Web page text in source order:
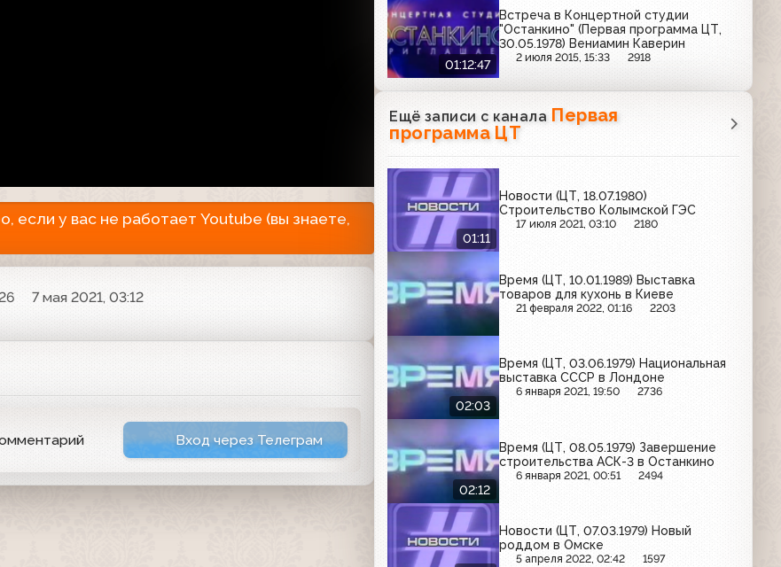
если у вас не работает Youtube (вы знаете,
7 мая 2021, 03:12
Вход через Телеграм
01:12:47
Встреча в Концертной студии
"Останкино" (Первая программа ЦТ,
30.05.1978) Вениамин Каверин
2 июля 2015, 15:33 2918
Ещё записи с канала Первая
программа ЦТ
01:11
Новости (ЦТ, 18.07.1980)
Строительство Колымской ГЭС
17 июля 2021, 03:10 2180
Время (ЦТ, 10.01.1989) Выставка
товаров для кухонь в Киеве
21 февраля 2022, 01:16 2203
02:03
Время (ЦТ, 03.06.1979) Национальная
выставка СССР в Лондоне
6 января 2021, 19:50 2736
02:12
Время (ЦТ, 08.05.1979) Завершение
строительства АСК-3 в Останкино
6 января 2021, 00:51 2494
Новости (ЦТ, 07.03.1979) Новый
роддом в Омске
5 апреля 2022, 02:42 1597